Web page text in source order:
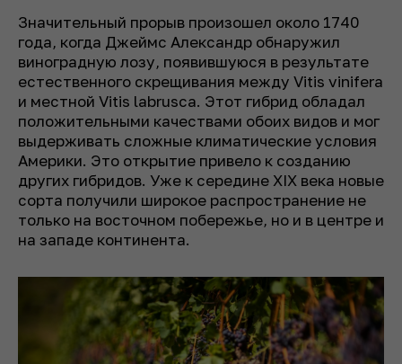
Значительный прорыв произошел около 1740
года, когда Джеймс Александр обнаружил
виноградную лозу, появившуюся в результате
естественного скрещивания между Vitis vinifera
и местной Vitis labrusca. Этот гибрид обладал
положительными качествами обоих видов и мог
выдерживать сложные климатические условия
Америки. Это открытие привело к созданию
других гибридов. Уже к середине XIX века новые
сорта получили широкое распространение не
только на восточном побережье, но и в центре и
на западе континента.